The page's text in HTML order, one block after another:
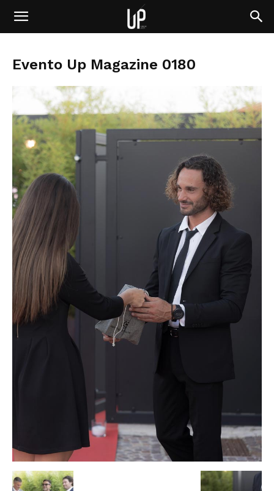
Evento Up Magazine 0180